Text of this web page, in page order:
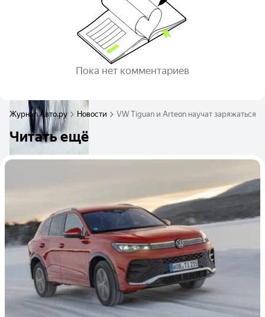
Пока нет комментариев
Журнал Авто.ру Новости VW Tiguan и Arteon научат заряжаться
Читать ещё